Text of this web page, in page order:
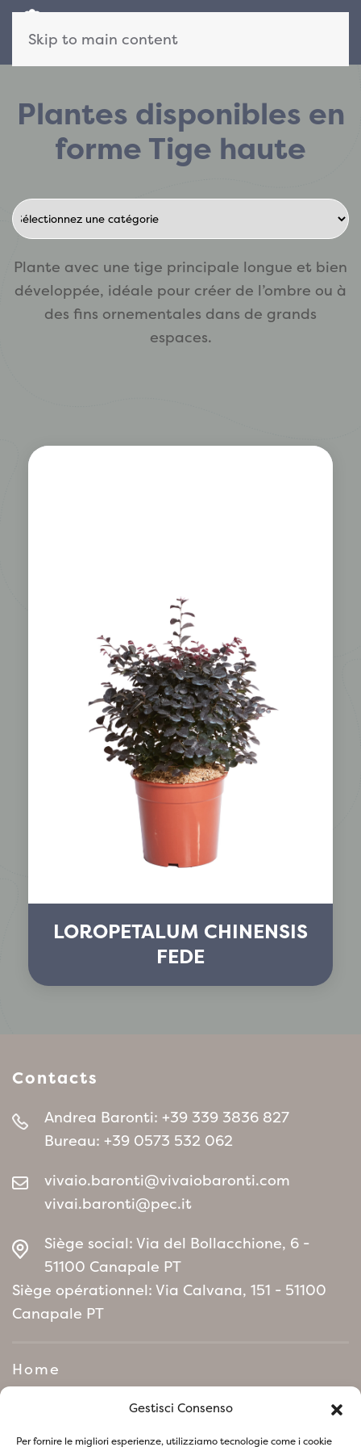
Gestisci Consenso
Per fornire le migliori esperienze, utilizziamo tecnologie come i cookie
Skip to main content
Plantes disponibles en
forme Tige haute
Plante avec une tige principale longue et bien
développée, idéale pour créer de l’ombre ou à
des fins ornementales dans de grands
espaces.
LOROPETALUM CHINENSIS
FEDE
Contacts
Andrea Baronti: +39 339 3836 827
Bureau: +39 0573 532 062
vivaio.baronti@vivaiobaronti.com
vivai.baronti@pec.it
Siège social: Via del Bollacchione, 6 -
51100 Canapale PT
Siège opérationnel: Via Calvana, 151 - 51100
Canapale PT
Home
Manifeste de politique